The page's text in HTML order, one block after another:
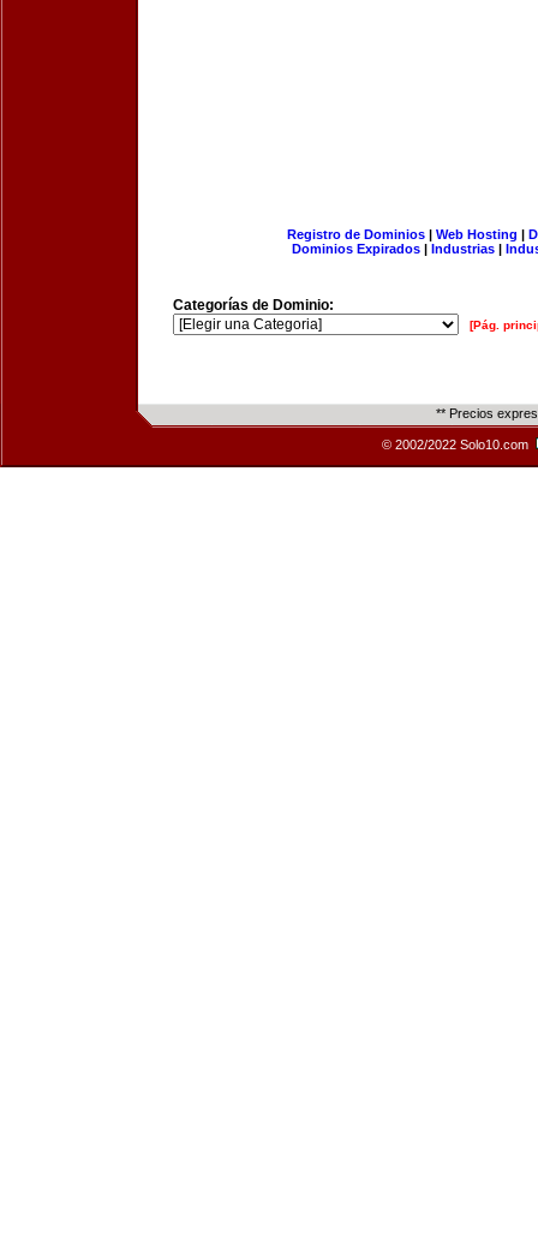
Registro de Dominios| Web Hosting |
Dominios Expirados | Industrias |
Categorías de Dominio:
[Pág.
** Precios
© 2002/2022 Solo10.com